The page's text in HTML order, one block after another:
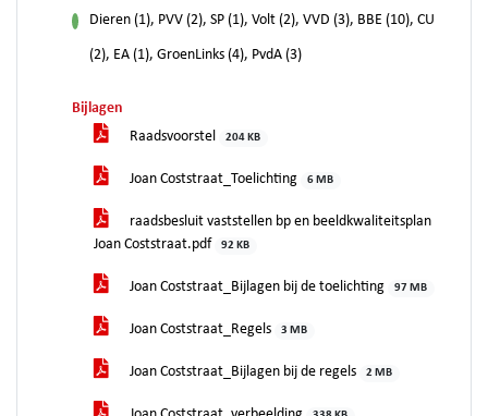
Dieren (1), PVV (2), SP (1), Volt (2), VVD (3), BBE (10), CU
(2), EA (1), GroenLinks (4), PvdA (3)
Bijlagen
Raadsvoorstel
204 KB
Joan Coststraat_Toelichting 6 MB
raadsbesluit vaststellen bp en beeldkwaliteitsplan
Joan Coststraat.pdf
92 KB
Joan Coststraat_Bijlagen bij de toelichting 97 MB
Joan Coststraat_Regels 3 MB
Joan Coststraat_Bijlagen bij de regels 2 MB